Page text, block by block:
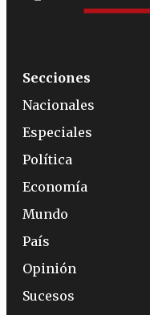
Secciones
Nacionales
Especiales
Política
Economía
Mundo
País
Opinión
Sucesos